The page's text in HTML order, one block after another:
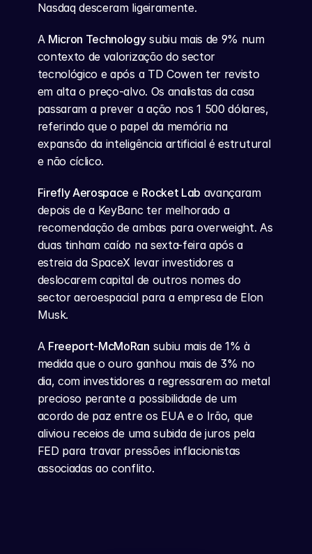
Nasdaq desceram ligeiramente.
A Micron Technology subiu mais de 9% num
contexto de valorização do sector
tecnológico e após a TD Cowen ter revisto
em alta o preço-alvo. Os analistas da casa
passaram a prever a ação nos 1 500 dólares,
referindo que o papel da memória na
expansão da inteligência artificial é estrutural
e não cíclico.
Firefly Aerospace e Rocket Lab avançaram
depois de a KeyBanc ter melhorado a
recomendação de ambas para overweight. As
duas tinham caído na sexta-feira após a
estreia da SpaceX levar investidores a
deslocarem capital de outros nomes do
sector aeroespacial para a empresa de Elon
Musk.
A Freeport-McMoRan subiu mais de 1% à
medida que o ouro ganhou mais de 3% no
dia, com investidores a regressarem ao metal
precioso perante a possibilidade de um
acordo de paz entre os EUA e o Irão, que
aliviou receios de uma subida de juros pela
FED para travar pressões inflacionistas
associadas ao conflito.